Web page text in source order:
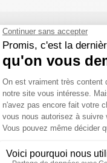
Besoin d'aide
sommes à votre